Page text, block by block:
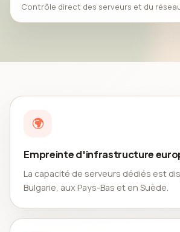
Contrôle direct des serveurs et du
Empreinte d'infrastructure
La capacité de serveurs dédiés est
Bulgarie, aux Pays-Bas et en Suède.